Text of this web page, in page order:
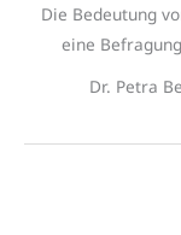
Die Bedeutung
eine
Dr. Petra